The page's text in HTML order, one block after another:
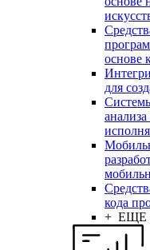
основе
для
кода
+ ЕЩЕ